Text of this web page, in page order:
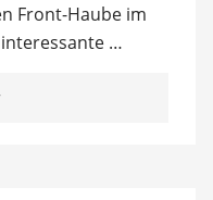
Front-Haube im
…